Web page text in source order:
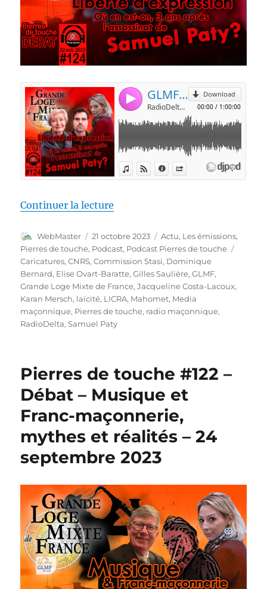
Continuer la lecture
Auteur
WebMaster
Publié
le
21 octobre 2023 Catégories
Actu, Les émissions,
Pierres de touche, Podcast, Podcast Pierres de touche
Caricatures,CNRS,Commission Stasi, Dominique
Bernard, Elise Ovart-Baratte,Gilles Saulière,GLMF,
Grande Loge Mixte de France,Jacqueline Costa-Lacoux,
Karan Mersch, laïcité, LICRA, Mahomet, Media
maçonnique, Pierres de touche, radio maçonnique,
RadioDelta,Samuel Paty
Pierres de touche #122 –
Débat – Musique et
Franc-maçonnerie,
mythes et réalités – 24
septembre 2023